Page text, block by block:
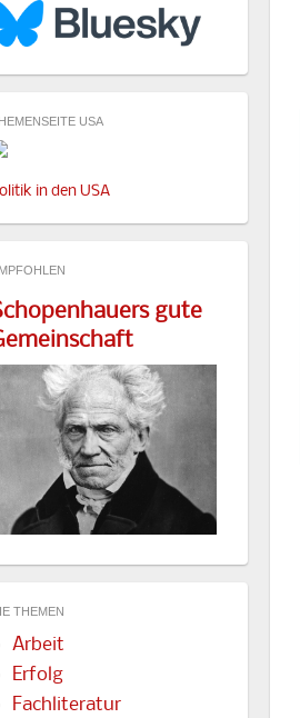
USA
in den USA
gute
THEMEN
Arbeit
Erfolg
Fachliteratur